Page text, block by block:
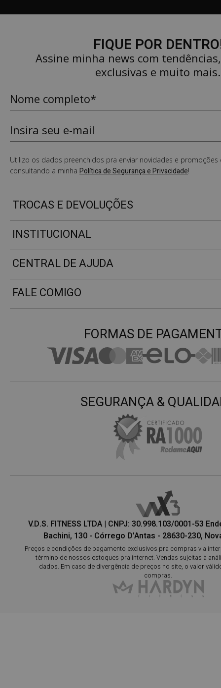
FIQUE POR
Assine minha news com
exclusivas e muito mais.
Utilizo os dados preenchidos pra enviar novidades e promoções
consultando a minha Política de Segurança e Privacidade!
TROCAS E DEVOLUÇÕES
INSTITUCIONAL
CENTRAL DE AJUDA
FALE COMIGO
SEGURANÇA &
FORMAS DE
V.D.S. FITNESS LTDA | CNPJ: 30.998.103/0001-53
Bachini, 130 - Córrego D'Antas - 28630-230,
Preços e condições de pagamento exclusivos pra compras via
término de nossos estoques pra internet. Vendas sujeitas à
dados. Em caso de divergência de preços no site, o valor
compras.